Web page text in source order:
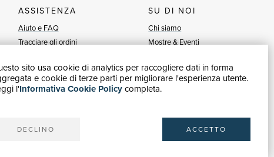
sito usa cookie di analytics per raccogliere dati in forma
e cookie di terze parti per migliorare l'esperienza utente.
l'Informativa Cookie Policycompleta.
DECLINO ACCETTO
ASSISTENZA
Aiuto e FAQ
Tracciare gli ordini
Fatturazione
Carta del Docente / 18App
SU DI NOI
Chi siamo
Mostre & Eventi
Blog
Vendi con noi